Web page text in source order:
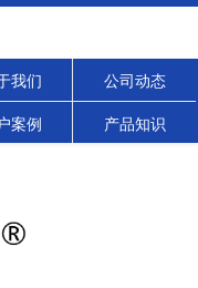
我们 公司动态
案例 产品知识